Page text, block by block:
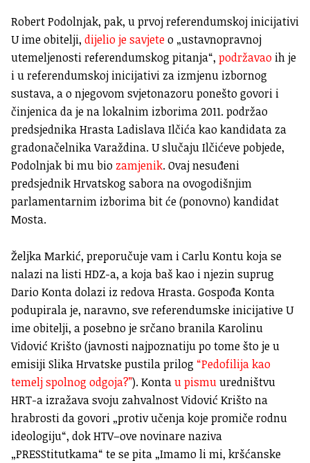
Robert Podolnjak, pak, u prvoj referendumskoj inicijativi
U ime obitelji, dijelio je savjeteo „ustavnopravnoj
utemeljenosti referendumskog pitanja“, podržavao ih je
i u referendumskoj inicijativi za izmjenu izbornog
sustava, a o njegovom svjetonazoru ponešto govori i
činjenica da je na lokalnim izborima 2011. podržao
predsjednika Hrasta Ladislava Ilčića kao kandidata za
gradonačelnika Varaždina. U slučaju Ilčićeve pobjede,
Podolnjak bi mu bio zamjenik. Ovaj nesuđeni
predsjednik Hrvatskog sabora na ovogodišnjim
parlamentarnim izborima bit će (ponovno) kandidat
Mosta.
Željka Markić, preporučuje vam i Carlu Kontu koja se
nalazi na listi HDZ-a, a koja baš kao i njezin suprug
Dario Konta dolazi iz redova Hrasta. Gospođa Konta
podupirala je, naravno, sve referendumske inicijative U
ime obitelji, a posebno je srčano branila Karolinu
Vidović Krišto (javnosti najpoznatiju po tome što je u
emisiji Slika Hrvatske pustila prilog “Pedofilija kao
temelj spolnog odgoja?”). Kontau pismuuredništvu
HRT-a izražava svoju zahvalnost Vidović Krišto na
hrabrosti da govori „protiv učenja koje promiče rodnu
ideologiju“, dok HTV–ove novinare naziva
„PRESStitutkama“ te se pita „Imamo li mi, kršćanske